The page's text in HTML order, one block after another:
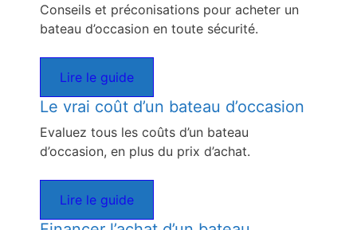
Conseils et préconisations pour acheter un
bateau d’occasion en toute sécurité.
Lire le guide
Le vrai coût d’un bateau d’occasion
Evaluez tous les coûts d’un bateau
d’occasion, en plus du prix d’achat.
Lire le guide